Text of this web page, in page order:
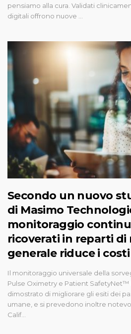
pensiamo alla cura. Validati
digitali offrono nuove …
Secondo un nuovo
di Masimo
monitoraggio
ricoverati in reparti di
generale riduce i costi
Il monitoraggio universale della
Pulse Oximetry e Patient
dimostrato di migliorare gli esiti dei
umane, e si prevedono inoltre
Calif...